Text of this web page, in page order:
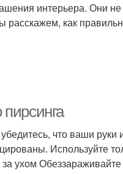
интерьера. Они не
расскажем, как
что ваши руки
Используйте
ухом Обеззараживайте